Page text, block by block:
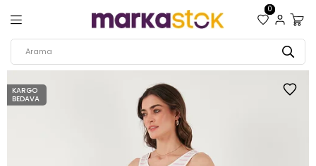
0
KARGO
BEDAVA